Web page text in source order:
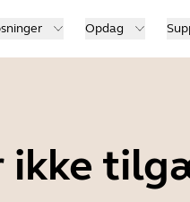
Opdag
ikke